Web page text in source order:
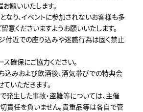
お願いいたします。
り、イベントに参加されないお客様も多
留意くださいますようお願いいたします。
付近での座り込みや迷惑行為は固く禁止
確保にご協力ください。
みおよび飲酒後、酒気帯びでの特典会
いただきます。
発生した事故・盗難等については、主催
責任を負いません。貴重品等は各自で管